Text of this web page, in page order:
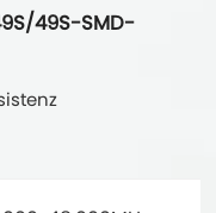
49S-SMD-